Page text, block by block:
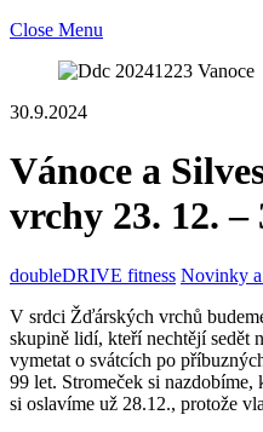
Close Menu
30.9.2024
Vánoce a
vrchy 23. 12. –
doubleDRIVE fitness Novinky
V srdci Žďárských vrchů
skupině lidí, kteří nechtějí sedět
vymetat o svátcích po
99 let. Stromeček si nazdobíme,
si oslavíme už 28.12., protože